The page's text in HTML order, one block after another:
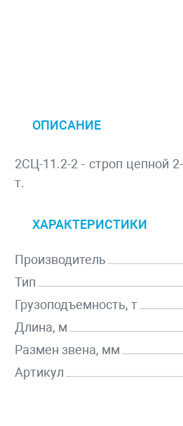
ОПИСАНИЕ
2СЦ-11.2-2 - строп цепной
т.
ХАРАКТЕРИСТИКИ
Производитель
Тип
Грузоподъемность, т
Длина, м
Размен звена, мм
Артикул